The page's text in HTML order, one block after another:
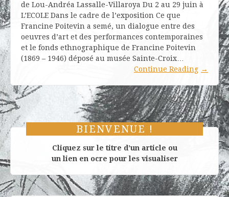
de Lou-Andréa Lassalle-Villaroya Du 2 au 29 juin à
L’ECOLE Dans le cadre de l’exposition Ce que
Francine Poitevin a semé, un dialogue entre des
oeuvres d’art et des performances contemporaines
et le fonds ethnographique de Francine Poitevin
(1869 – 1946) déposé au musée Sainte-Croix…
Continue Reading →
BIENVENUE !
Cliquez sur le titre d’un article ou
un lien en ocre pour les visualiser